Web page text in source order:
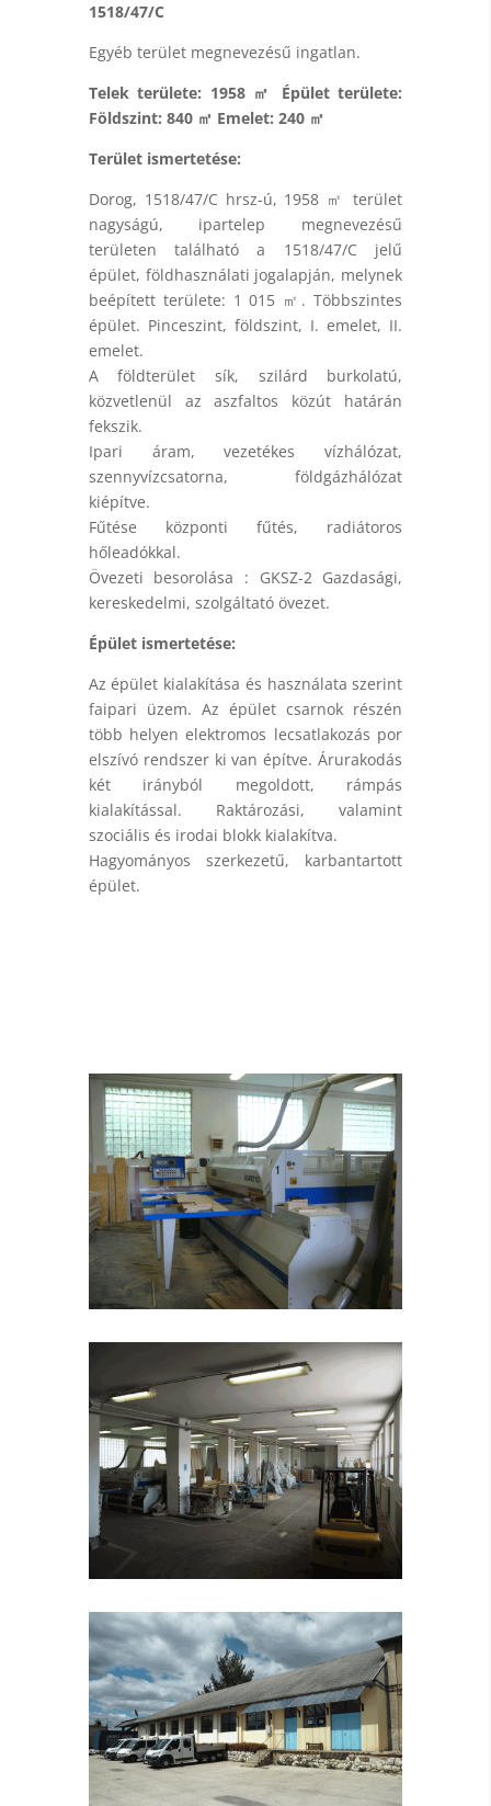
1518/47/C
Egyéb terület megnevezésű ingatlan.
Telek területe: 1958 ㎡ Épület területe:
Földszint: 840 ㎡ Emelet: 240 ㎡
Terület ismertetése:
Dorog, 1518/47/C hrsz-ú, 1958 ㎡ terület
nagyságú, ipartelep megnevezésű
területen található a 1518/47/C jelű
épület, földhasználati jogalapján, melynek
beépített területe: 1 015 ㎡. Többszintes
épület. Pinceszint, földszint, I. emelet, II.
emelet.
A földterület sík, szilárd burkolatú,
közvetlenül az aszfaltos közút határán
fekszik.
Ipari áram, vezetékes vízhálózat,
szennyvízcsatorna, földgázhálózat
kiépítve.
Fűtése központi fűtés, radiátoros
hőleadókkal.
Övezeti besorolása : GKSZ-2 Gazdasági,
kereskedelmi, szolgáltató övezet.
Épület ismertetése:
Az épület kialakítása és használata szerint
faipari üzem. Az épület csarnok részén
több helyen elektromos lecsatlakozás por
elszívó rendszer ki van építve. Árurakodás
két irányból megoldott, rámpás
kialakítással. Raktározási, valamint
szociális és irodai blokk kialakítva.
Hagyományos szerkezetű, karbantartott
épület.